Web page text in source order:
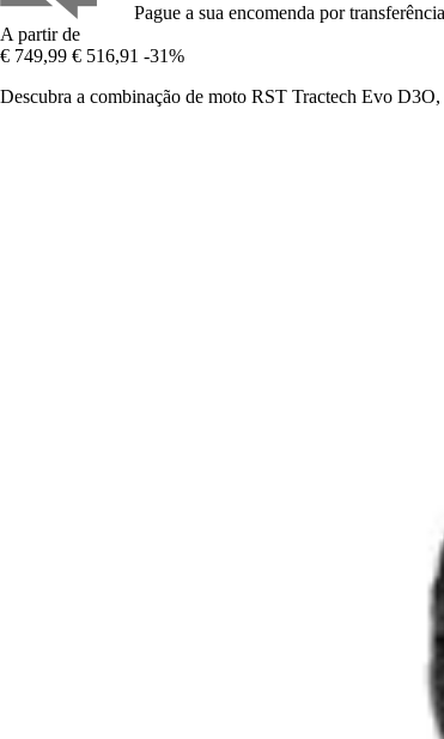
Pague a sua encomenda por
A partir de
€ 749,99 € 516,91 -31%
Descubra a combinação de moto RST Tractech Evo